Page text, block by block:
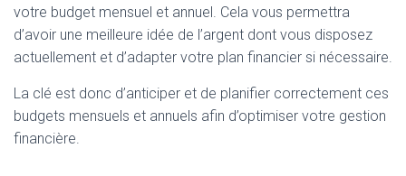
votre budget mensuel et annuel. Cela vous permettra
d’avoir une meilleure idée de l’argent dont vous disposez
actuellement et d’adapter votre plan financier si nécessaire.
La clé est donc d’anticiper et de planifier correctement ces
budgets mensuels et annuels afin d’optimiser votre gestion
financière.